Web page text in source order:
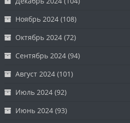
Ноябрь 2024 (108)
Октябрь 2024 (72)
Сентябрь 2024 (94)
Август 2024 (101)
Июль 2024 (92)
Июнь 2024 (93)